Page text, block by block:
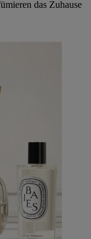
das Zuhause